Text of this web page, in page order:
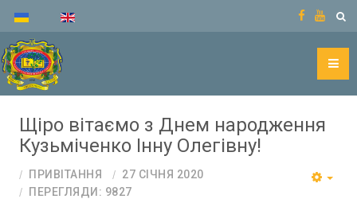
Щіро вітаємо з Днем народження
Кузьміченко Інну Олегівну!
ПРИВІТАННЯ
27 СІЧНЯ 2020
ПЕРЕГЛЯДИ: 9827